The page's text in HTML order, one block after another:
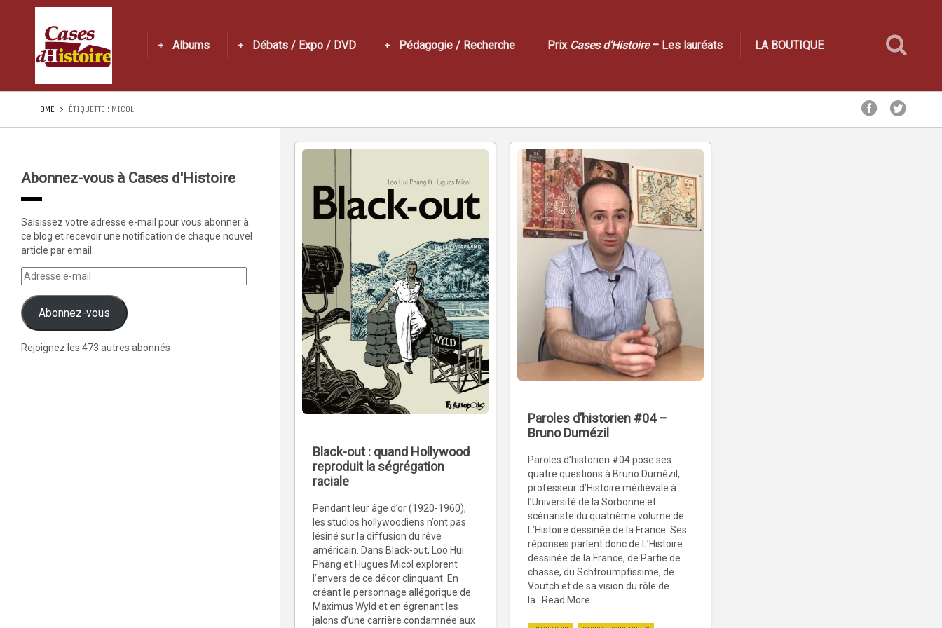
Albums Débats / Expo / DVD Pédagogie / Recherche Prix Cases d’Histoire– Les lauréats LA BOUTIQUE
HOME ÉTIQUETTE : MICOL
Abonnez-vous à Cases d'Histoire
Saisissez votre adresse e-mail pour vous abonner à
ce blog et recevoir une notification de chaque nouvel
article par email.
Abonnez-vous
Rejoignez les 473 autres abonnés
Black-out : quand Hollywood
reproduit la ségrégation
raciale
Pendant leur âge d’or (1920-1960),
les studios hollywoodiens n’ont pas
lésiné sur la diffusion du rêve
américain. Dans Black-out, Loo Hui
Phang et Hugues Micol explorent
l’envers de ce décor clinquant. En
créant le personnage allégorique de
Maximus Wyld et en égrenant les
jalons d’une carrière condamnée aux
Paroles d’historien #04 –
Bruno Dumézil
Paroles d’historien #04 pose ses
quatre questions à Bruno Dumézil,
professeur d’Histoire médiévale à
l’Université de la Sorbonne et
scénariste du quatrième volume de
L’Histoire dessinée de la France. Ses
réponses parlent donc de L’Histoire
dessinée de la France, de Partie de
chasse, du Schtroumpfissime, de
Voutch et de sa vision du rôle de
la...Read More